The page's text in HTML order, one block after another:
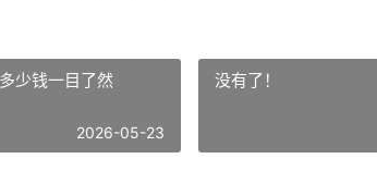
少钱一目了然
2026-05-23
没有了！